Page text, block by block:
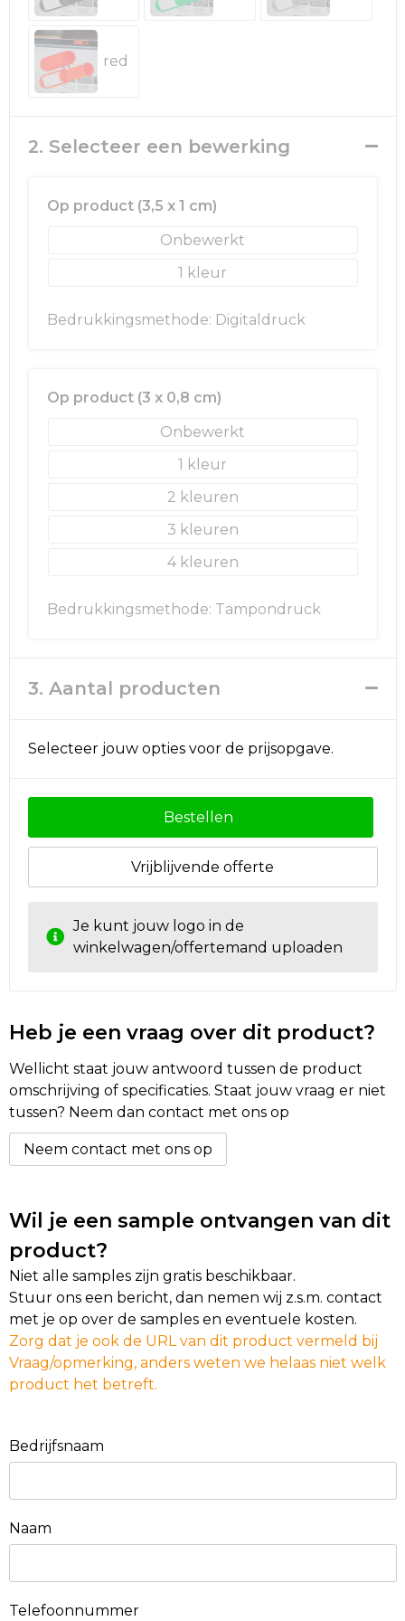
Schoenentassen
Schoudertassen
Sporttassen
Trolleys
Reistassensets
Overalls
Been- en voetbescherming
Schoenen
Ademhalingsbescherming
red
2. Selecteer een bewerking
Op product (3,5 x 1 cm)
Onbewerkt
1
Bedrukkingsmethode: Digitaldruck
Op product (3 x 0,8 cm)
Onbewerkt
1
2
3
4
Bedrukkingsmethode: Tampondruck
3. Aantal producten
Selecteer jouw opties voor de prijsopgave.
Bestellen
Vrijblijvende offerte
Je kunt jouw logo in de
winkelwagen/offertemand uploaden
Heb je een vraag over dit product?
Wellicht staat jouw antwoord tussen de product
omschrijving of specificaties. Staat jouw vraag er niet
tussen? Neem dan contact met ons op
Neem contact met ons op
Wil je een sample ontvangen van dit
product?
Niet alle samples zijn gratis beschikbaar.
Stuur ons een bericht, dan nemen wij z.s.m. contact
met je op over de samples en eventuele kosten.
Zorg dat je ook de URL van dit product vermeld bij
Vraag/opmerking, anders weten we helaas niet welk
product het betreft.
Bedrijfsnaam
Naam
Telefoonnummer